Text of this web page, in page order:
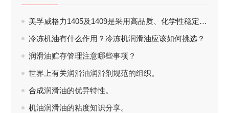
美孚威格力1405及1409是采用高品质、化学性稳定及高粘度指数之基础油
冷冻机油有什么作用？冷冻机润滑油应该如何挑选？
润滑油贮存管理注意哪些事项？
世界上有关润滑油润滑剂规范的组织。
合成润滑油的优异特性。
机油润滑油的粘度知识分享。